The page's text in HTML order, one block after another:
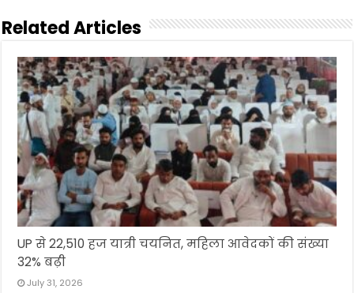
Related Articles
UP से 22,510 हज यात्री चयनित, महिला आवेदकों की संख्या
32% बढ़ी
July 31, 2026